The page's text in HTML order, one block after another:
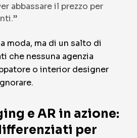
abbassare il prezzo per
moda, ma di un salto di
che nessuna agenzia
o interior designer
e AR in azione:
per